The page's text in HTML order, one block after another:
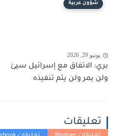
شؤون عربية
يونيو 29, 2026
بري: الاتفاق مع إسرائيل سيئ
ولن يمر ولن يتم تنفيذه
تعليقات